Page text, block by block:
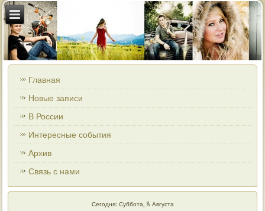
Главная
Новые записи
В России
Интересные события
Архив
Связь с нами
Сегодня: Суббота, 8 Августа